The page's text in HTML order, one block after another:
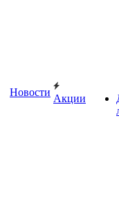
Новости
Акции